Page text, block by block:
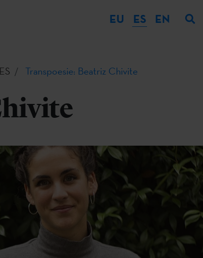
EU ES EN
Transpoesie: Beatriz Chivite